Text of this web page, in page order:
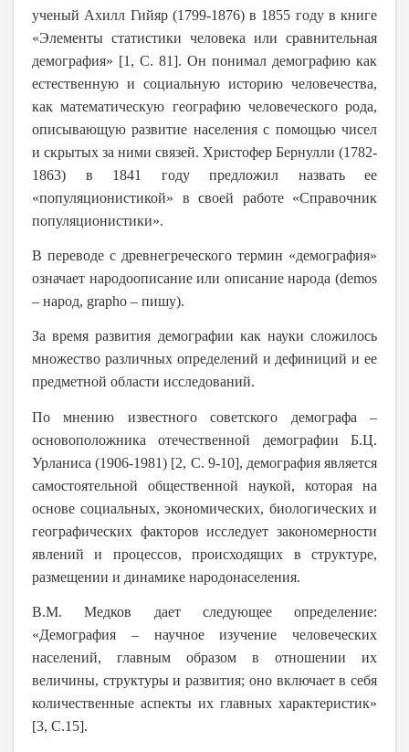
ученый Ахилл Гийяр (1799-1876) в 1855 году в книге
«Элементы статистики человека или сравнительная
демография» [1, С. 81]. Он понимал демографию как
естественную и социальную историю человечества,
как математическую географию человеческого рода,
описывающую развитие населения с помощью чисел
и скрытых за ними связей. Христофер Бернулли (1782-
1863) в 1841 году предложил назвать ее
«популяционистикой» в своей работе «Справочник
популяционистики».
В переводе с древнегреческого термин «демография»
означает народоописание или описание народа (demos
– народ, grapho – пишу).
За время развития демографии как науки сложилось
множество различных определений и дефиниций и ее
предметной области исследований.
По мнению известного советского демографа –
основоположника отечественной демографии Б.Ц.
Урланиса (1906-1981) [2, С. 9-10], демография является
самостоятельной общественной наукой, которая на
основе социальных, экономических, биологических и
географических факторов исследует закономерности
явлений и процессов, происходящих в структуре,
размещении и динамике народонаселения.
В.М. Медков дает следующее определение:
«Демография – научное изучение человеческих
населений, главным образом в отношении их
величины, структуры и развития; оно включает в себя
количественные аспекты их главных характеристик»
[3, С.15].